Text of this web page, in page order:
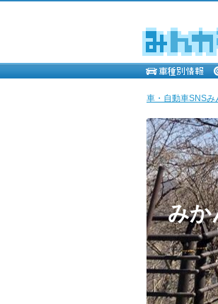
車・自動車SNSみ
みか